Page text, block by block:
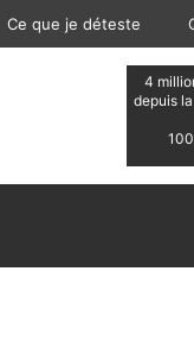
Ce que je déteste
4
depuis